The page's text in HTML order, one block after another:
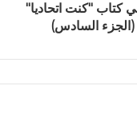
كتاب "كنت اتحاديا"
(الجزء السادس)